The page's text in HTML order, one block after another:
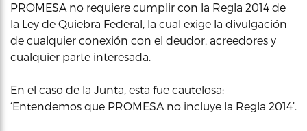
PROMESA no requiere cumplir con la Regla 2014 de
la Ley de Quiebra Federal, la cual exige la divulgación
de cualquier conexión con el deudor, acreedores y
cualquier parte interesada.
En el caso de la Junta, esta fue cautelosa:
‘Entendemos que PROMESA no incluye la Regla 2014’.